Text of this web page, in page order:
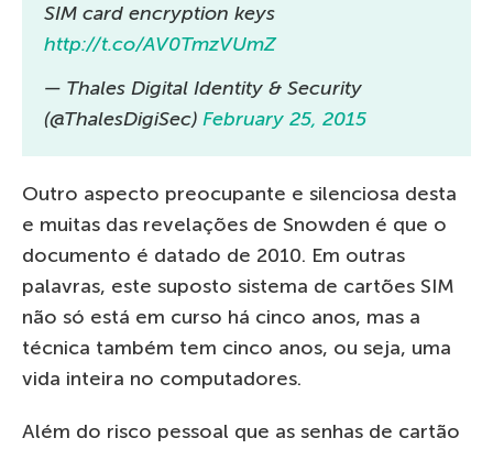
SIM card encryption keys
http://t.co/AV0TmzVUmZ
— Thales Digital Identity & Security
(@ThalesDigiSec) February 25, 2015
Outro aspecto preocupante e silenciosa desta
e muitas das revelações de Snowden é que o
documento é datado de 2010. Em outras
palavras, este suposto sistema de cartões SIM
não só está em curso há cinco anos, mas a
técnica também tem cinco anos, ou seja, uma
vida inteira no computadores.
Além do risco pessoal que as senhas de cartão